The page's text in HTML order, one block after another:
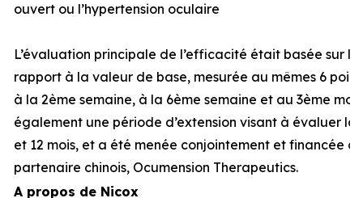
ouvert ou l’hypertension oculaire
L’évaluation principale de l’efficacité était basée sur
rapport à la valeur de base, mesurée au mêmes 6
à la 2ème semaine, à la 6ème semaine et au 3ème
également une période d’extension visant à évaluer
et 12 mois, et a été menée conjointement et financée
partenaire chinois, Ocumension Therapeutics.
A propos de Nicox